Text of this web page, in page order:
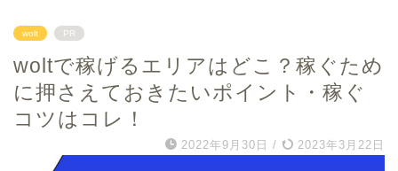
wolt PR
woltで稼げるエリアはどこ？稼ぐため
に押さえておきたいポイント・稼ぐ
コツはコレ！
2022年9月30日 / 2023年3月22日